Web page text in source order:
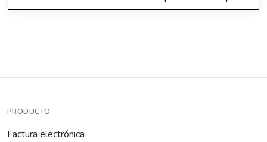
PRODUCTO
Factura electrónica